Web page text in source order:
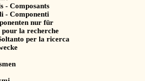
- Composants
- Componenti
nur für
pour la recherche
per la ricerca